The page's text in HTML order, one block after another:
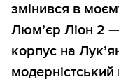
змінився в
Люмʼєр Ліон 2 —
корпус на